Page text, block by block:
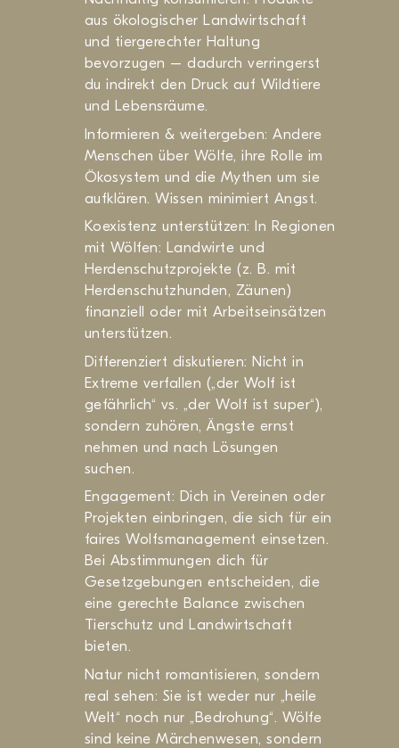
aus ökologischer Landwirtschaft
und tiergerechter Haltung
bevorzugen – dadurch verringerst
du indirekt den Druck auf Wildtiere
und Lebensräume.
Informieren & weitergeben: Andere
Menschen über Wölfe, ihre Rolle im
Ökosystem und die Mythen um sie
aufklären. Wissen minimiert Angst.
Koexistenz unterstützen: In Regionen
mit Wölfen: Landwirte und
Herdenschutzprojekte (z. B. mit
Herdenschutzhunden, Zäunen)
finanziell oder mit Arbeitseinsätzen
unterstützen.
Differenziert diskutieren: Nicht in
Extreme verfallen („der Wolf ist
gefährlich“ vs. „der Wolf ist super“),
sondern zuhören, Ängste ernst
nehmen und nach Lösungen
suchen.
Engagement: Dich in Vereinen oder
Projekten einbringen, die sich für ein
faires Wolfsmanagement einsetzen.
Bei Abstimmungen dich für
Gesetzgebungen entscheiden, die
eine gerechte Balance zwischen
Tierschutz und Landwirtschaft
bieten.
Natur nicht romantisieren, sondern
real sehen: Sie ist weder nur „heile
Welt“ noch nur „Bedrohung“. Wölfe
sind keine Märchenwesen, sondern